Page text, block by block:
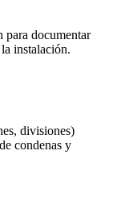
para documentar
instalación.
divisiones)
condenas y